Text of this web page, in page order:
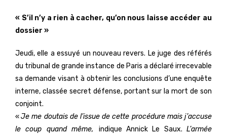
« S’il n’y a rien à cacher, qu’on nous laisse accéder au
dossier »
Jeudi, elle a essuyé un nouveau revers. Le juge des référés
du tribunal de grande instance de Paris a déclaré irrecevable
sa demande visant à obtenir les conclusions d’une enquête
interne, classée secret défense, portant sur la mort de son
conjoint.
«Je me doutais de l’issue de cette procédure mais j’accuse
le coup quand même, indique Annick Le Saux. L’armée